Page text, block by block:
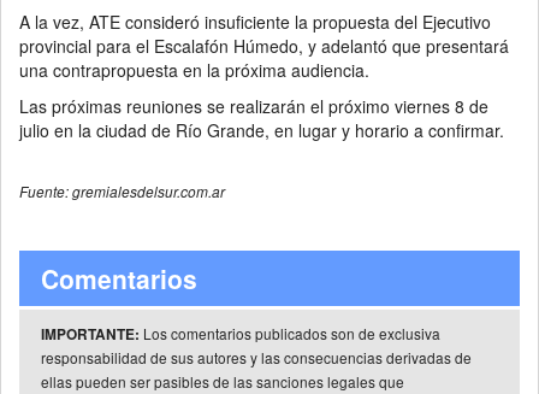
A la vez, ATE consideró insuficiente la propuesta del Ejecutivo
provincial para el Escalafón Húmedo, y adelantó que presentará
una contrapropuesta en la próxima audiencia.
Las próximas reuniones se realizarán el próximo viernes 8 de
julio en la ciudad de Río Grande, en lugar y horario a confirmar.
Fuente: gremialesdelsur.com.ar
Comentarios
IMPORTANTE: Los comentarios publicados son de exclusiva
responsabilidad de sus autores y las consecuencias derivadas de
ellas pueden ser pasibles de las sanciones legales que